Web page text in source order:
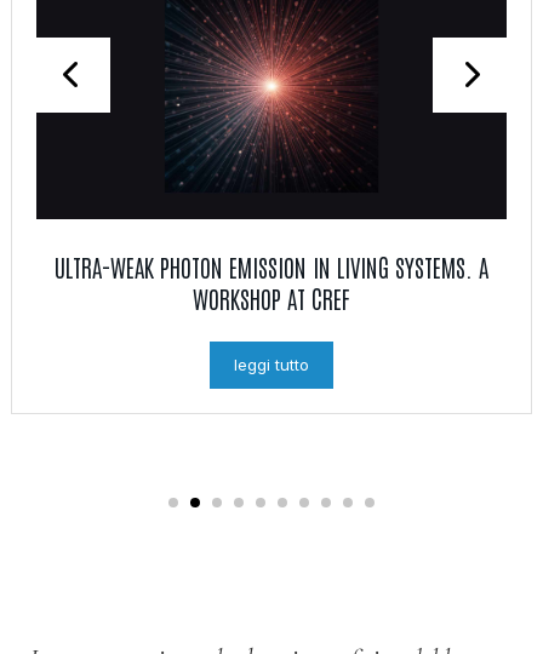
ULTRA-WEAK PHOTON EMISSION IN LIVING SYSTEMS. A
WORKSHOP AT CREF
leggi tutto